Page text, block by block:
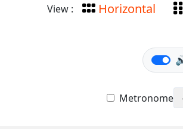
View : Horizontal
Metronome